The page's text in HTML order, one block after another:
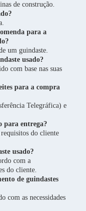
de construção.
para a
um guindaste.
usado?
com base nas suas
para a compra
Telegráfica) e
para entrega?
do cliente
usado?
com a
do cliente.
de guindastes
com as necessidades